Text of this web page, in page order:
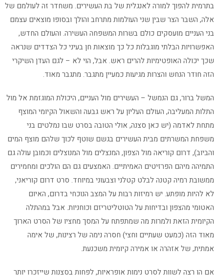
בתרמית להפוך למורה לאנגלית של בת העשירים. משחדר זה לעולמם של
אלה, השבר הצר שבין שני העולמות מתרחב והולך ובסופו מוצאים עצמם
בני העניים מועסקים כולם בשרות המשפחה העשירה. והעולם החדש,
האפשרויות הבלתי מוגבלות כל כך מוצאות חן בעיני כל הצדדים שנראה
שכך יכולה האופטימיות להרים ראש. אבל, הוי לא – לגם העדן השיקרי
הזה חודר הנחש והצרות מגיעות כמעיין מתגבר. מתגבר מאוד.
המשל ברור, גם הנמשל – העשירים מול העניים, היכולת המוגזמת אל מול
התלות המעליבה, העולם העליון על ראש גבעה והשאול הקיומי המוצף
מתחת לאדמה (יש כאן סצנה, אולי הטובה בסרט שבו נמלטים בני
משפחת המשרתים מבית העשירים בגשם שוטף לכוך שלהם מוצף המים
והביוב), דרום קוריאה מול הצפון, המנצלים מול המנוצלים וכמובן עולה גם
התמיהה מיהם הפרזיטים האמיתיים. האמצעים גם הם הולכים ומחמירים
ממשובת רמיה קטנה לבלט קטלני וצבעוני במיוחד. סרט דרום קוריאני,
לא להיות מופתע. יש רמיזות רבות על המצב הנוכחי בדרום, האיום
האטומי מהצפון ובדיחות על הטוטליטריזם וכוחניות. אבל במהתלה
הקיומית הזאת ולמרות מה שמתפתח על המסך מחציו של הסרט הארוך
מאוד הזה (כמעט שעתיים וחצי) חסרה נימה של רצינות, של אימה
אמתית, של אזהרה או אמירה קיומית משכנעת.
אם הו רצה לשוות לסרט נימות אופראיות, לפחות בסצנות שייזכרו יותר